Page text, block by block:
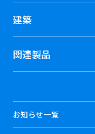
建築
関連製品
お知らせ一覧